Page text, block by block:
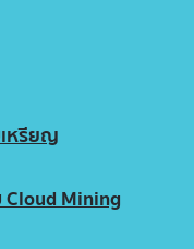
เหรียญ
Mining